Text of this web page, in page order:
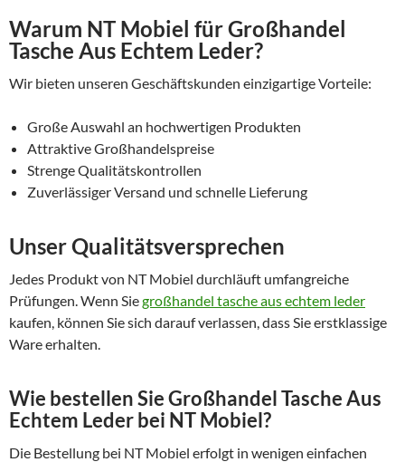
Warum NT Mobiel für Großhandel
Tasche Aus Echtem Leder?
Wir bieten unseren Geschäftskunden einzigartige Vorteile:
Große Auswahl an hochwertigen Produkten
Attraktive Großhandelspreise
Strenge Qualitätskontrollen
Zuverlässiger Versand und schnelle Lieferung
Unser Qualitätsversprechen
Jedes Produkt von NT Mobiel durchläuft umfangreiche
Prüfungen. Wenn Siegroßhandel tasche aus echtem leder
kaufen, können Sie sich darauf verlassen, dass Sie erstklassige
Ware erhalten.
Wie bestellen Sie Großhandel Tasche Aus
Echtem Leder bei NT Mobiel?
Die Bestellung bei NT Mobiel erfolgt in wenigen einfachen